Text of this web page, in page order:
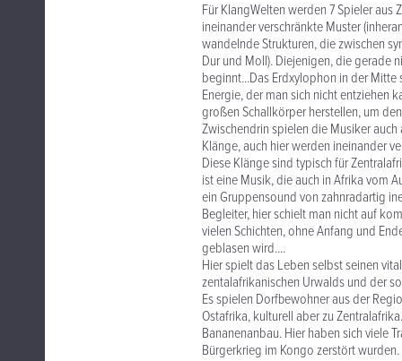
Für KlangWelten werden 7 Spieler
ineinander verschränkte Muster
wandelnde Strukturen, die zwischen
Dur und Moll). Diejenigen, die gerade
beginnt...Das Erdxylophon in der
Energie, der man sich nicht entziehen
großen Schallkörper herstellen, um
Zwischendrin spielen die Musiker
Klänge, auch hier werden ineinander
Diese Klänge sind typisch für
ist eine Musik, die auch in Afrika vom
ein Gruppensound von zahnradartig
Begleiter, hier schielt man nicht auf
vielen Schichten, ohne Anfang und
geblasen wird....
Hier spielt das Leben selbst seinen
zentalafrikanischen Urwalds und der
Es spielen Dorfbewohner aus der
Ostafrika, kulturell aber zu
Bananenanbau. Hier haben sich viele
Bürgerkrieg im Kongo zerstört wurden.